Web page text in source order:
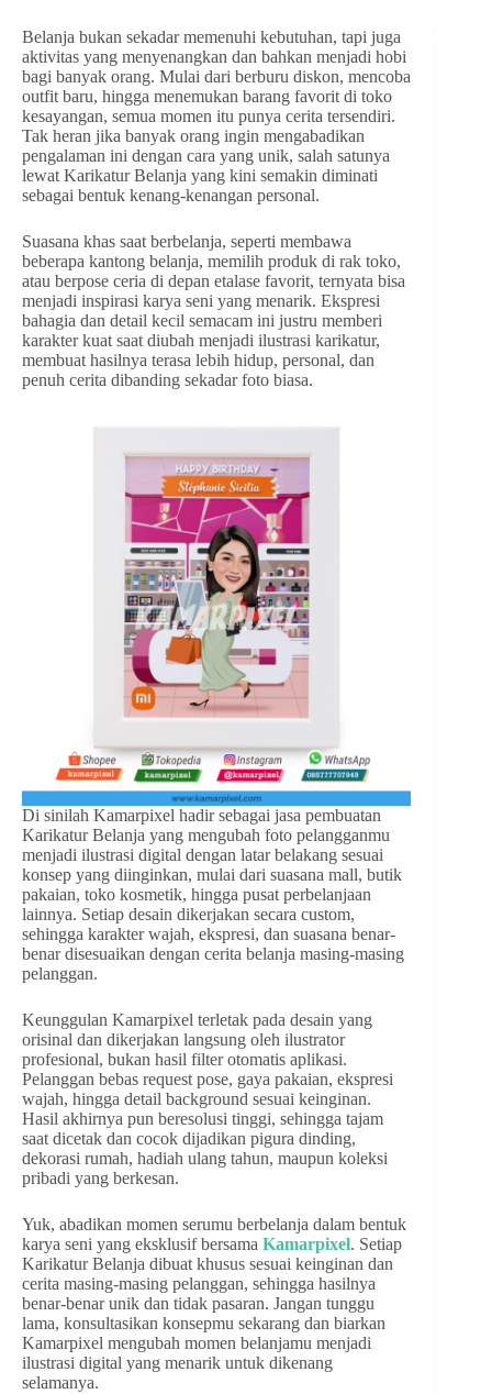
Belanja bukan sekadar memenuhi kebutuhan, tapi juga
aktivitas yang menyenangkan dan bahkan menjadi hobi
bagi banyak orang. Mulai dari berburu diskon, mencoba
outfit baru, hingga menemukan barang favorit di toko
kesayangan, semua momen itu punya cerita tersendiri.
Tak heran jika banyak orang ingin mengabadikan
pengalaman ini dengan cara yang unik, salah satunya
lewat Karikatur Belanja yang kini semakin diminati
sebagai bentuk kenang-kenangan personal.
Suasana khas saat berbelanja, seperti membawa
beberapa kantong belanja, memilih produk di rak toko,
atau berpose ceria di depan etalase favorit, ternyata bisa
menjadi inspirasi karya seni yang menarik. Ekspresi
bahagia dan detail kecil semacam ini justru memberi
karakter kuat saat diubah menjadi ilustrasi karikatur,
membuat hasilnya terasa lebih hidup, personal, dan
penuh cerita dibanding sekadar foto biasa.
Di sinilah Kamarpixel hadir sebagai jasa pembuatan
Karikatur Belanja yang mengubah foto pelangganmu
menjadi ilustrasi digital dengan latar belakang sesuai
konsep yang diinginkan, mulai dari suasana mall, butik
pakaian, toko kosmetik, hingga pusat perbelanjaan
lainnya. Setiap desain dikerjakan secara custom,
sehingga karakter wajah, ekspresi, dan suasana benar-
benar disesuaikan dengan cerita belanja masing-masing
pelanggan.
Keunggulan Kamarpixel terletak pada desain yang
orisinal dan dikerjakan langsung oleh ilustrator
profesional, bukan hasil filter otomatis aplikasi.
Pelanggan bebas request pose, gaya pakaian, ekspresi
wajah, hingga detail background sesuai keinginan.
Hasil akhirnya pun beresolusi tinggi, sehingga tajam
saat dicetak dan cocok dijadikan pigura dinding,
dekorasi rumah, hadiah ulang tahun, maupun koleksi
pribadi yang berkesan.
Yuk, abadikan momen serumu berbelanja dalam bentuk
karya seni yang eksklusif bersama Kamarpixel. Setiap
Karikatur Belanja dibuat khusus sesuai keinginan dan
cerita masing-masing pelanggan, sehingga hasilnya
benar-benar unik dan tidak pasaran. Jangan tunggu
lama, konsultasikan konsepmu sekarang dan biarkan
Kamarpixel mengubah momen belanjamu menjadi
ilustrasi digital yang menarik untuk dikenang
selamanya.